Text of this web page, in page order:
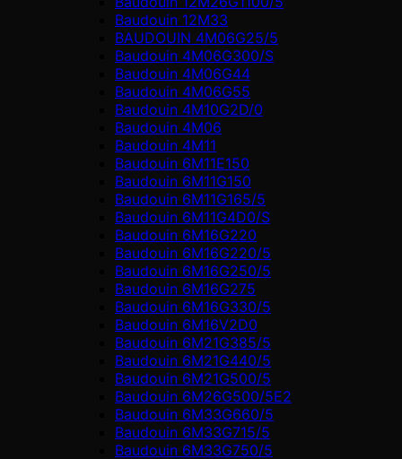
Baudouin 12M33
BAUDOUIN 4M06G25/5
Baudouin 4M06G300/S
Baudouin 4M06G44
Baudouin 4M06G55
Baudouin 4M10G2D/0
Baudouin 4М06
Baudouin 4М11
Baudouin 6M11E150
Baudouin 6M11G150
Baudouin 6M11G165/5
Baudouin 6M11G4D0/S
Baudouin 6M16G220
Baudouin 6M16G220/5
Baudouin 6M16G250/5
Baudouin 6M16G275
Baudouin 6M16G330/5
Baudouin 6M16V2D0
Baudouin 6M21G385/5
Baudouin 6M21G440/5
Baudouin 6M21G500/5
Baudouin 6M26G500/5E2
Baudouin 6M33G660/5
Baudouin 6M33G715/5
Baudouin 6M33G750/5